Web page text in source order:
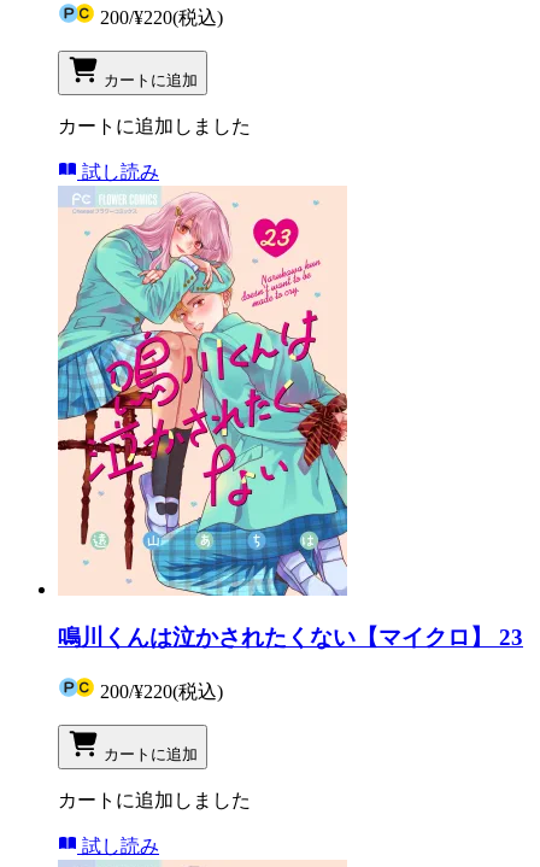
200/¥220(税込)
カートに追加
カートに追加しました
試し読み
鳴川くんは泣かされたくない【マイクロ】 23
200/¥220(税込)
カートに追加
カートに追加しました
試し読み